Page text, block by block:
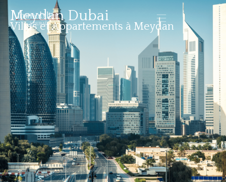
Meydan Dubai
Villas et Appartements à Meydan